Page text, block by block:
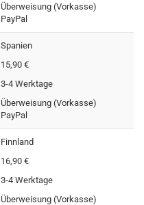
Überweisung (Vorkasse)
PayPal
Spanien
15,90 €
3-4 Werktage
Überweisung (Vorkasse)
PayPal
Finnland
16,90 €
3-4 Werktage
Überweisung (Vorkasse)